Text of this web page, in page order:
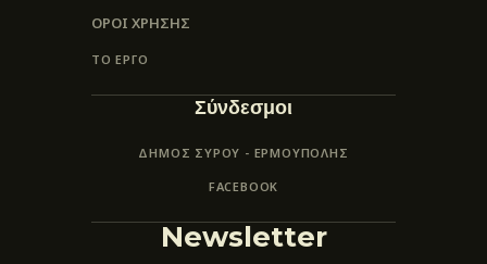
ΌΡΟΙ ΧΡΉΣΗΣ
ΤΟ ΕΡΓΟ
Σύνδεσμοι
ΔΗΜΟΣ ΣΥΡΟΥ - ΕΡΜΟΎΠΟΛΗΣ
FACEBOOK
Newsletter